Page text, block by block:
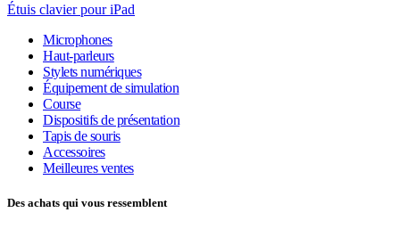
Étuis clavier pour iPad
Microphones
Haut-parleurs
Stylets numériques
Équipement de simulation
Course
Dispositifs de présentation
Tapis de souris
Accessoires
Meilleures ventes
Des achats qui vous ressemblent